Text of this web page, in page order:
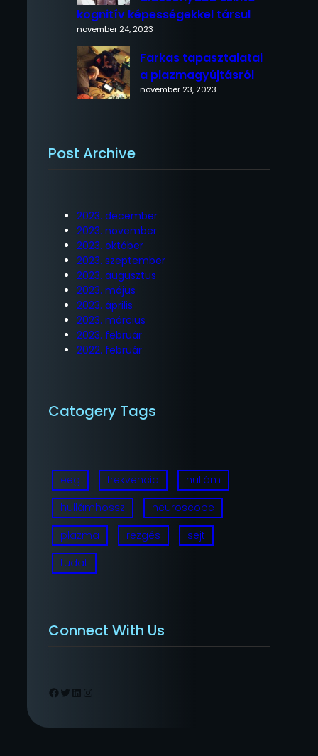
kognitív képességekkel társul
november 24, 2023
Farkas tapasztalatai
a plazmagyújtásról
november 23, 2023
Post Archive
2023. december
2023. november
2023. október
2023. szeptember
2023. augusztus
2023. május
2023. április
2023. március
2023. február
2022. február
Catogery Tags
eeg frekvencia
hullám
hullámhossz
neuroscope
plazma
rezgés
sejt
tudat
Connect With Us
Facebook Twitter LinkedIn Instagram